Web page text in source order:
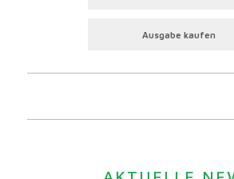
Ausgabe kaufen